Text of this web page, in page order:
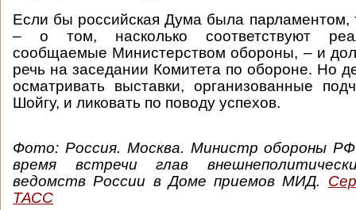
Если бы российская Дума была парламентом,
– о том, насколько соответствуют
сообщаемые Министерством обороны, – и
речь на заседании Комитета по обороне. Но
осматривать выставки, организованные
Шойгу, и ликовать по поводу успехов.
Фото: Россия. Москва. Министр обороны
время встречи глав
ведомств России в Доме приемов МИД.
ТАСС